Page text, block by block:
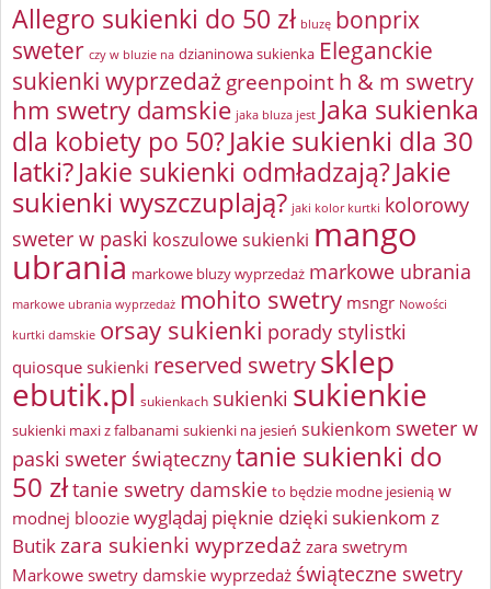
Allegro sukienki do 50 zł bluzę bonprix
sweter czy w bluzie na dzianinowa sukienka Eleganckie
sukienki wyprzedaż greenpointh & m swetry
hm swetry damskie jaka bluza jest Jaka sukienka
dla kobiety po 50?Jakie sukienki dla 30
latki?Jakie sukienki odmładzają?Jakie
sukienki wyszczuplają? jaki kolor kurtki kolorowy
sweter w paski koszulowe sukienki mango
ubrania markowe bluzy wyprzedaż markowe ubrania
markowe ubrania wyprzedaż mohito swetry msngr Nowości
kurtki damskie orsay sukienki porady stylistki
quiosque sukienki reserved swetrysklep
ebutik.pl sukienkach sukienki sukienkie
sukienki maxi z falbanami sukienki na jesień sukienkom sweter w
paski sweter świątecznytanie sukienki do
50 złtanie swetry damskie to będzie modne jesienią w
modnej bloozie wyglądaj pięknie dzięki sukienkom z
Butikzara sukienki wyprzedażzara swetrym
Markowe swetry damskie wyprzedaż świąteczne swetry